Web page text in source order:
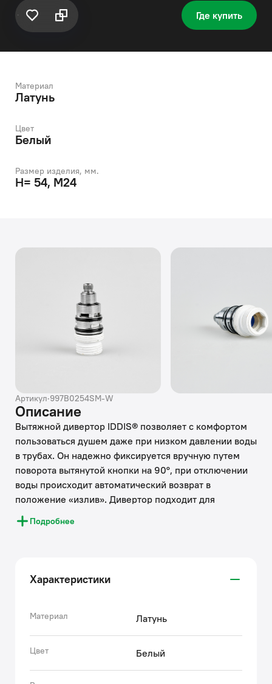
Где купить
Материал
Латунь
Цвет
Белый
Размер изделия, мм.
H= 54, М24
Артикул·997B0254SM-W
Описание
Вытяжной дивертор IDDIS® позволяет с комфортом
пользоваться душем даже при низком давлении воды
в трубах. Он надежно фиксируется вручную путем
поворота вытянутой кнопки на 90°, при отключении
воды происходит автоматический возврат в
положение «излив». Дивертор подходит для
комплектации новых или замены изношенных
элементов смесителей.
• Дивертор IDDIS® прослужит долго благодаря
высокому качеству его механизмов: хромированный
IDDIS® ценит время и ресурсы, затрачиваемые на
Используя глубокую экспертизу российского и
зарубежных рынков, IDDIS® стремится сделать
каждый клиентский опыт положительным.
Подробнее
Характеристики
Материал Латунь
Цвет Белый